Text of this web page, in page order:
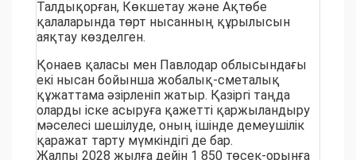
Талдықорған, Көкшетау және Ақтөбе
қалаларында төрт нысанның құрылысын
аяқтау көзделген.
Қонаев қаласы мен Павлодар облысындағы
екі нысан бойынша жобалық-сметалық
құжаттама әзірленіп жатыр. Қазіргі таңда
оларды іске асыруға қажетті қаржыландыру
мәселесі шешілуде, оның ішінде демеушілік
қаражат тарту мүмкіндігі де бар.
Жалпы 2028 жылға дейін 1 850 төсек-орынға